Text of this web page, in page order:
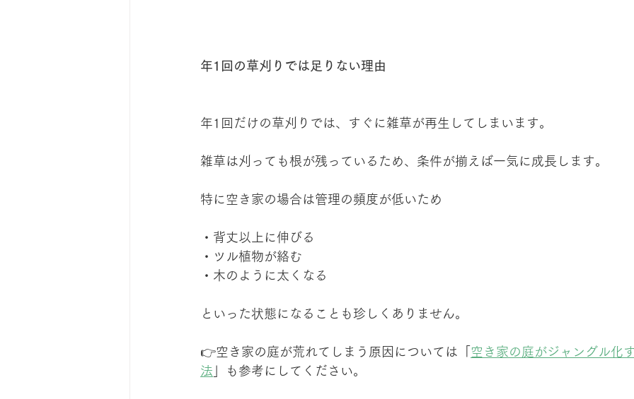
年1回の草刈りでは足りない理由
年1回だけの草刈りでは、すぐに雑草が再生してしまいます。
雑草は刈っても根が残っているため、条件が揃えば一気に成長します。
特に空き家の場合は管理の頻度が低いため
・背丈以上に伸びる
・ツル植物が絡む
・木のように太くなる
といった状態になることも珍しくありません。
👉空き家の庭が荒れてしまう原因については「
空き家の庭がジャングル化
法 」も参考にしてください。